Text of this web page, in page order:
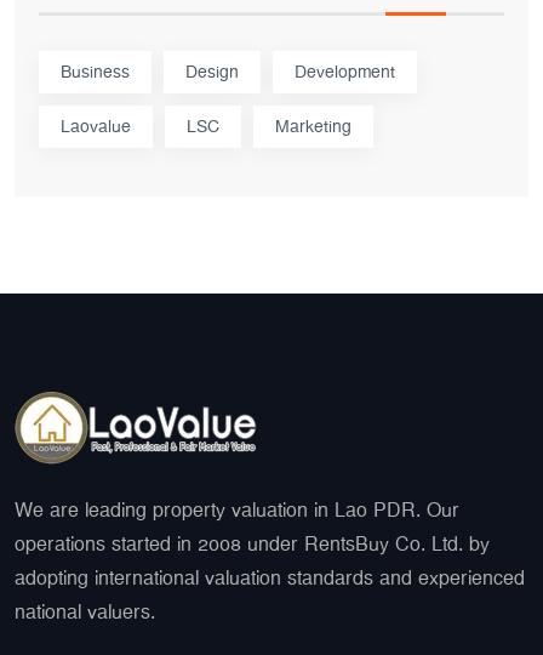
Business Design Development
Laovalue LSC Marketing
We are leading property valuation in Lao PDR. Our
operations started in 2008 under RentsBuy Co. Ltd. by
adopting international valuation standards and experienced
national valuers.